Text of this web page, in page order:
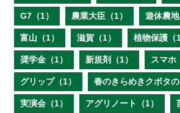
G7（1） 農業大臣（1） 遊休農地
富山（1） 滋賀（1） 植物保護（1
奨学金（1） 新規剤（1） スマホ
グリップ（1） 春のきらめきクボタの
実演会（1） アグリノート（1）